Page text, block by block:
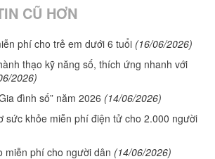
CŨ HƠN
phí cho trẻ em dưới 6 tuổi (16/06/2026)
thạo kỹ năng số, thích ứng nhanh với
2026)
đình số” năm 2026 (14/06/2026)
sức khỏe miễn phí điện tử cho 2.000 người
miễn phí cho người dân (14/06/2026)